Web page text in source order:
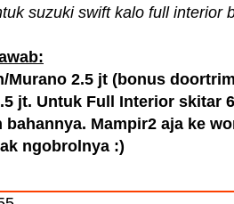
suzuki swift kalo full interior
Murano 2.5 jt (bonus
jt. Untuk Full Interior skitar
bahannya. Mampir2 aja ke
ngobrolnya :)